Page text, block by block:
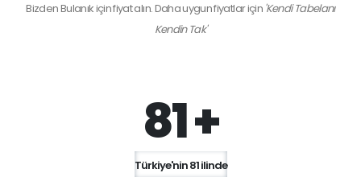
BizdenBulanıkiçin fiyat alın. Daha uygun fiyatlar için 'Kendi Tabelanı
Kendin Tak'
81 +
Türkiye'nin 81 ilinde